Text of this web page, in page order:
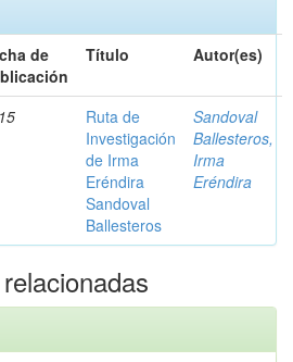
de
Título Autor(es)
Ruta de
Investigación
de Irma
Eréndira
Sandoval
Ballesteros
Sandoval
Ballesteros,
Irma
Eréndira